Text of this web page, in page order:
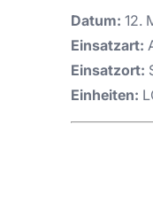
Datum: 12.
Einsatzart:
Einsatzort:
Einheiten: